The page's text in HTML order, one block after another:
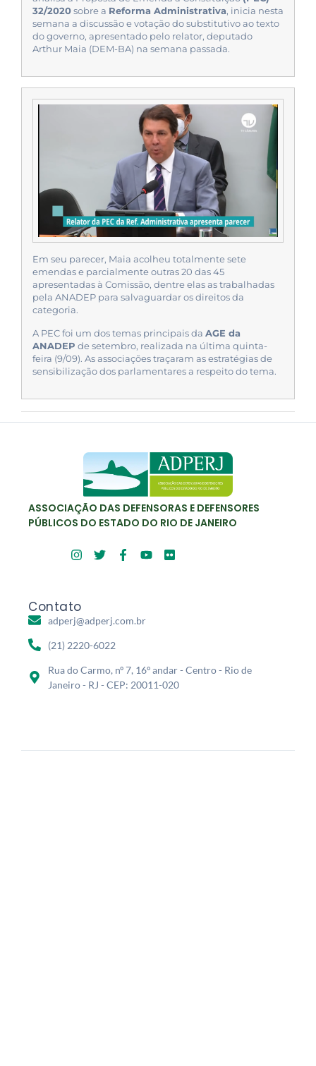
32/2020 sobre a Reforma Administrativa, inicia nesta
semana a discussão e votação do substitutivo ao texto
do governo, apresentado pelo relator, deputado
Arthur Maia (DEM-BA) na semana passada.
Em seu parecer, Maia acolheu totalmente sete
emendas e parcialmente outras 20 das 45
apresentadas à Comissão, dentre elas as trabalhadas
pela ANADEP para salvaguardar os direitos da
categoria.
A PEC foi um dos temas principais da AGE da
ANADEP de setembro, realizada na última quinta-
feira (9/09). As associações traçaram as estratégias de
sensibilização dos parlamentares a respeito do tema.
ASSOCIAÇÃO DAS DEFENSORAS E DEFENSORES
PÚBLICOS DO ESTADO DO RIO DE JANEIRO
Contato
adperj@adperj.com.br
(21) 2220-6022
Rua do Carmo, nº 7, 16º andar - Centro - Rio de
Janeiro - RJ - CEP: 20011-020